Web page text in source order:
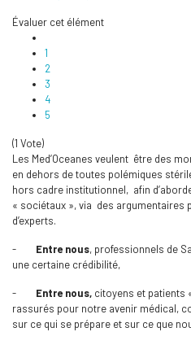
Évaluer cet élément
1
2
3
4
5
(1 Vote)
Les Med’Oceanes veulent être des
en dehors de toutes polémiques
hors cadre institutionnel, afin
« sociétaux », via des argumentaires
d’experts.
- Entre nous, professionnels de
une certaine crédibilité,
- Entre nous, citoyens et patients
rassurés pour notre avenir médical,
sur ce qui se prépare et sur ce que